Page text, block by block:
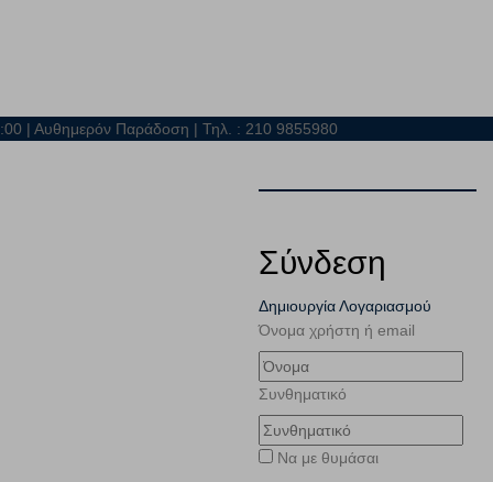
| Αυθημερόν Παράδοση | Τηλ. : 210 9855980
Σύνδεση
Δημιουργία Λογαριασμού
Όνομα χρήστη ή email
Συνθηματικό
Να με θυμάσαι